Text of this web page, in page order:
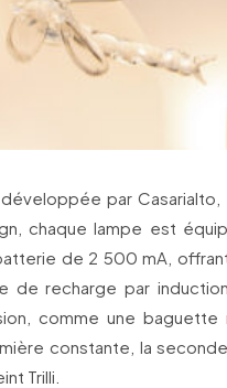
par
chaque lampe est
de 2 500 mA,
de recharge par
comme une baguette
constante, la
Trilli.